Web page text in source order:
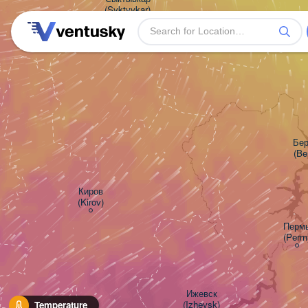
Temperature
(Syktyvkar)
Ижевск
(Izhevsk)
Киров
(Kirov)